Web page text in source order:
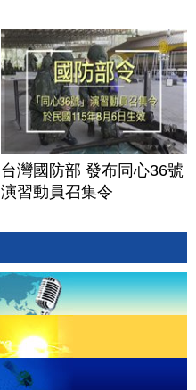
台灣國防部 發布同心36號
演習動員召集令